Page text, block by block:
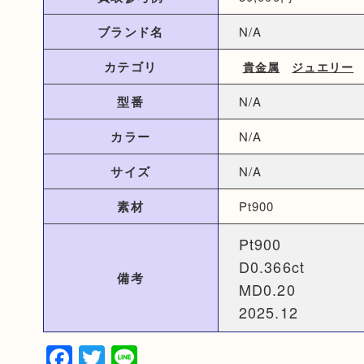
ブランド名 N/A
カテゴリ 貴金属 ジュエリー
型番 N/A
カラー N/A
サイズ N/A
素材 Pt900
備考
Pt900
D0.366ct
MD0.20
2025.12